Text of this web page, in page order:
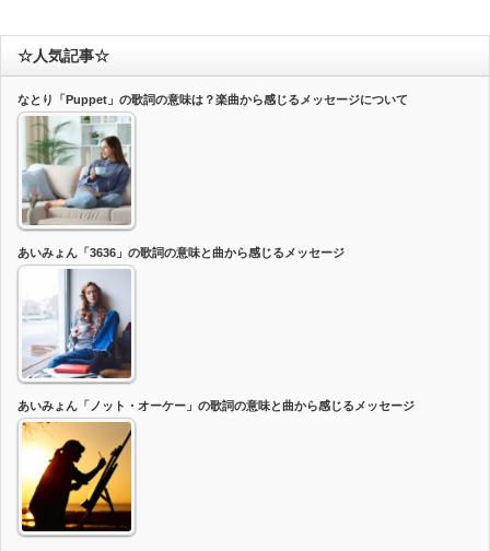
☆人気記事☆
なとり「Puppet」の歌詞の意味は？楽曲から感じるメッセージについて
あいみょん「3636」の歌詞の意味と曲から感じるメッセージ
あいみょん「ノット・オーケー」の歌詞の意味と曲から感じるメッセージ